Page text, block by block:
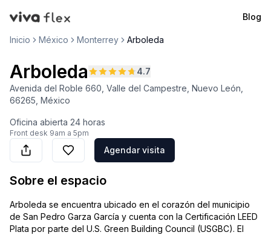
VivaFlex
Blog
Inicio México Monterrey Arboleda
Arboleda
4.7
Avenida del Roble 660, Valle del Campestre, Nuevo León,
66265, México
Oficina abierta 24 horas
Front desk 9am a 5pm
Agendar visita
Sobre el espacio
Arboleda se encuentra ubicado en el corazón del municipio
de San Pedro Garza García y cuenta con la Certificación LEED
Plata por parte del U.S. Green Building Council (USGBC). El